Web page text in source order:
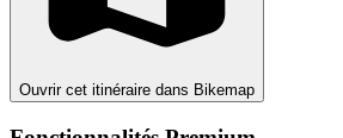
Ouvrir cet itinéraire dans Bikemap